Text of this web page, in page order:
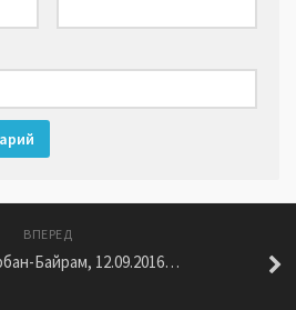
ВПЕРЕД
Байрам, 12.09.2016…